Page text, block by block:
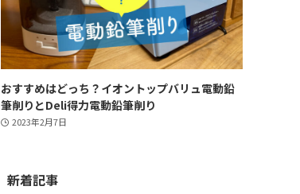
おすすめはどっち？イオントップバリュ電動鉛
筆削りとDeli得力電動鉛筆削り
2023年2月7日
新着記事